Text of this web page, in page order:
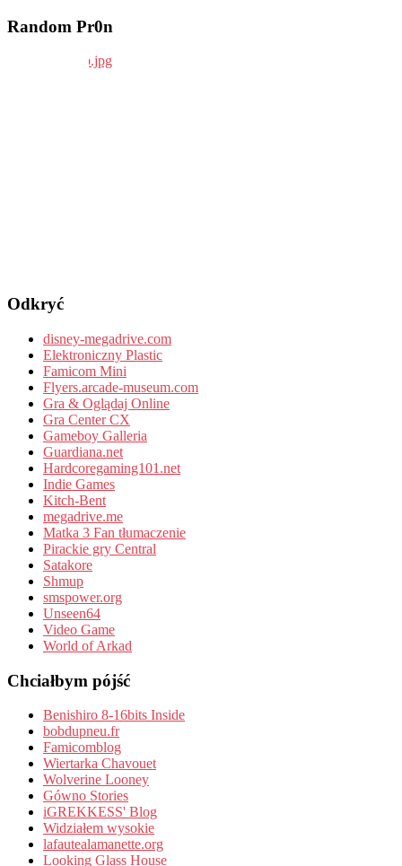
Random Pr0n
Odkryć
disney-megadrive.com
Elektroniczny Plastic
Famicom Mini
Flyers.arcade-museum.com
Gra & Oglądaj Online
Gra Center CX
Gameboy Galleria
Guardiana.net
Hardcoregaming101.net
Indie Games
Kitch-Bent
megadrive.me
Matka 3 Fan tłumaczenie
Pirackie gry Central
Satakore
Shmup
smspower.org
Unseen64
Video Game
World of Arkad
Chciałbym pójść
Benishiro 8-16bits Inside
bobdupneu.fr
Famicomblog
Wiertarka Chavouet
Wolverine Looney
Gówno Stories
iGREKKESS' Blog
Widziałem wysokie
lafautealamanette.org
Looking Glass House